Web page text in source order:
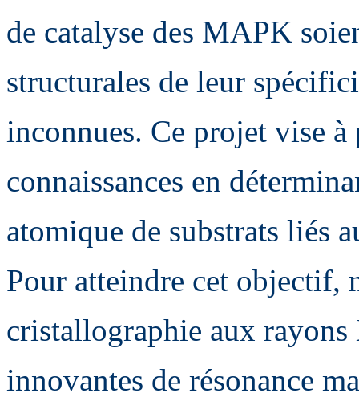
de catalyse des MAPK
structurales de leur
inconnues. Ce projet vise
connaissances en
atomique de substrats liés
Pour atteindre cet objectif,
cristallographie aux rayons
innovantes de résonance